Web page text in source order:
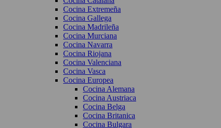
Cocina Extremeña
Cocina Gallega
Cocina Madrileña
Cocina Murciana
Cocina Navarra
Cocina Riojana
Cocina Valenciana
Cocina Vasca
Cocina Europea
Cocina Alemana
Cocina Austriaca
Cocina Belga
Cocina Britanica
Cocina Bulgara